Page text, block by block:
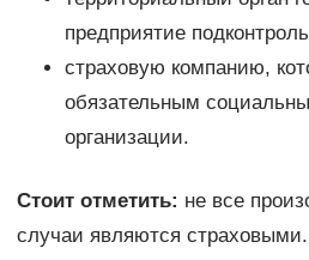
предприятие
страховую компанию,
обязательным
организации.
Стоит отметить: не все
случаи являются страховыми.